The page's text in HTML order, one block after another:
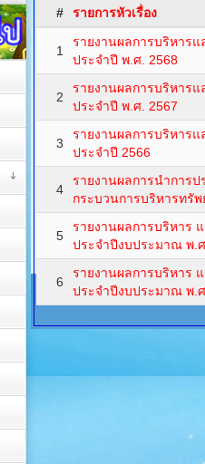
# รายการหัวเรื่อง
1
รายงานผลการบริหาร
ประจำปี พ.ศ. 2568
2
รายงานผลการบริหาร
ประจำปี พ.ศ. 2567
3
รายงานผลการบริหาร
ประจำปี 2566
4
รายงานผลการนำการ
กระบวนการบริหารทรั
5
รายงานผลการบริหาร
ประจำปีงบประมาณ พ.
6
รายงานผลการบริหาร
ประจำปีงบประมาณ พ.